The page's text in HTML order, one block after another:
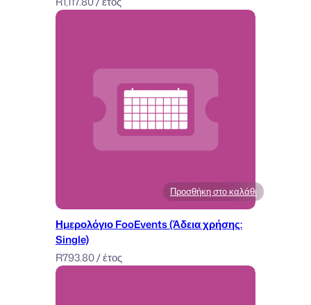
Προσθήκη στο καλάθι
Ημερολόγιο FooEvents (Άδεια χρήσης:
Single)
R793.80/ έτος